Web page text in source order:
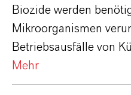
Biozide werden
Mikroorganismen
Betriebsausfälle von
Mehr